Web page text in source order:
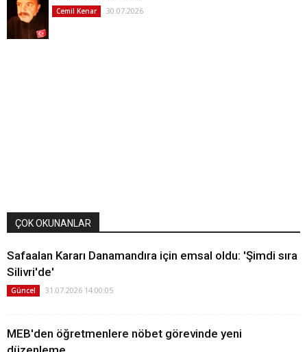
Cemil Kenar 30.07.2026
ÇOK OKUNANLAR
Safaalan Kararı Danamandıra için emsal oldu: 'Şimdi sıra
Silivri'de'
Güncel 31.07.2026 14:00:05
MEB'den öğretmenlere nöbet görevinde yeni